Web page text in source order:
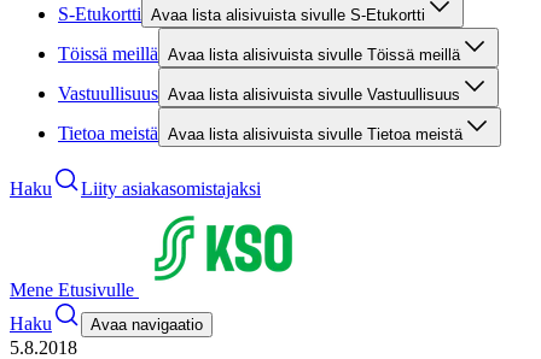
S-Etukortti Avaa lista alisivuista sivulle S-Etukortti
Töissä meillä Avaa lista alisivuista sivulle Töissä meillä
Vastuullisuus Avaa lista alisivuista sivulle Vastuullisuus
Tietoa meistä Avaa lista alisivuista sivulle Tietoa meistä
Haku Liity asiakasomistajaksi
Mene Etusivulle
Haku
Avaa navigaatio
5.8.2018